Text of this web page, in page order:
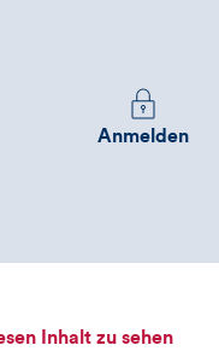
Melden
Sie
sehen
Anmelden
Inhalt zu sehen